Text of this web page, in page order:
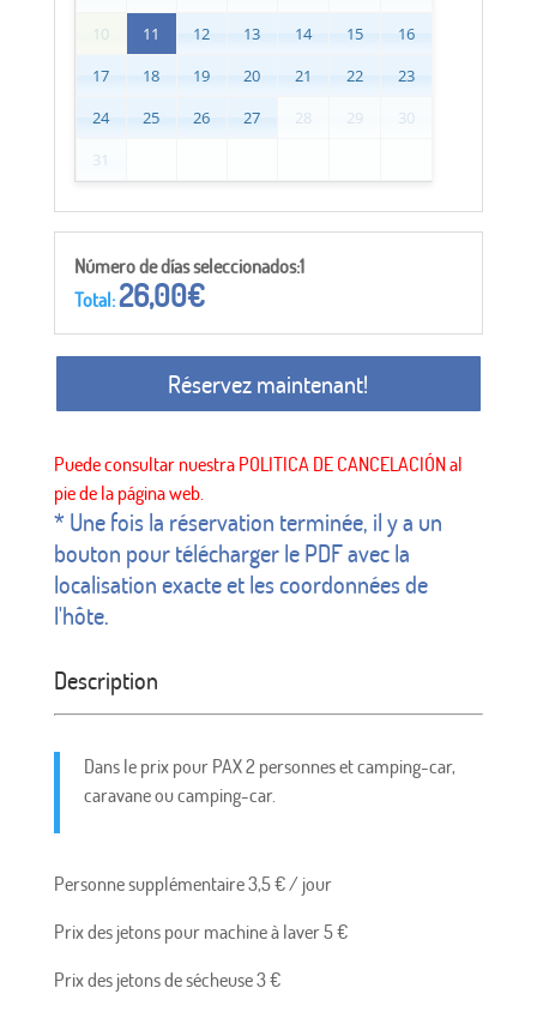
10
11 12 13 14 15
16
17
18 19 20 21 22
23
24
25 26 27 28 29
30
31
Número de días seleccionados:1
Total:26,00€
Réservez maintenant!
* Une fois la réservation terminée, il y a un
bouton pour télécharger le PDF avec la
localisation exacte et les coordonnées de
l'hôte.
Description
Dans le prix pour PAX 2 personnes et camping-car,
caravane ou camping-car.
Personne supplémentaire 3,5 € / jour
Prix ​​des jetons pour machine à laver 5 €
Prix ​​des jetons de sécheuse 3 €